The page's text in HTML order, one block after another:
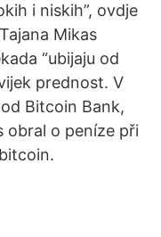
i niskih”, ovdje
Mikas
“ubijaju od
prednost. V
Bitcoin Bank,
obral o peníze při